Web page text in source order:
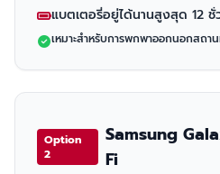
แบตเตอรี่อยู่ได้นานสูงสุด 12 ชั่
เหมาะสำหรับการพกพาออกนอกสถา
Option
2
Samsung
Fi